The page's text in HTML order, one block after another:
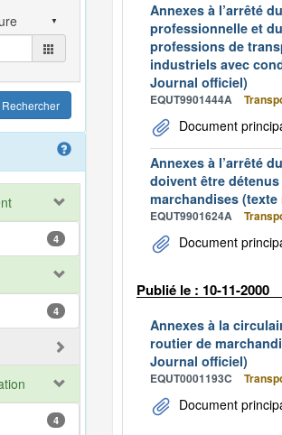
Rechercher
4
4
4
Annexes à l’arrêté
professionnelle et
professions de
industriels avec
Journal officiel)
EQUT9901444A
Document
Annexes à l’arrêté
doivent être
marchandises
EQUT9901624A
Document
Publié le : 10-11-2000
Annexes à la
routier de
Journal officiel)
EQUT0001193C
Document